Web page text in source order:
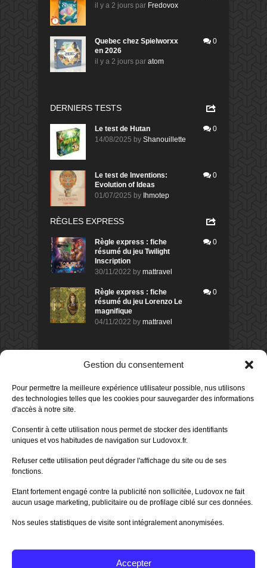
Gestion du consentement
Pour permettre la meilleure expérience utilisateur possible, nus utilisons
des technologies telles que les cookies pour sauvegarder des informations
d'accès à notre site.
Consentir à cette utilisation nous permet de stocker des identifiants
uniques et vos habitudes de navigation sur Ludovox.fr.
Refuser cette utilisation peut dégrader l'affichage du site ou de ses
fonctions.
Etant fortement engagé contre la publicité non sollicitée, Ludovox ne fait
aucun usage marketing, publicitaire ou de profilage ciblé sur ces données.
Nos seules statistiques de visite sont intégralement anonymisées.
Accepter
il y a 2 jours par Fredovox
Quebec chez Spielworxx
en 2026
il y a 2 jours par atom
0
DERNIERS TESTS
Le test de Hutan
14/08/2025 by Shanouillette
0
Le test de Inventions:
Evolution of Ideas
01/07/2025 by Ihmotep
0
RÈGLES EXPRESS
Règle express : fiche
résumé du jeu Twilight
Inscription
30/11/2022 by mattravel
0
Règle express : fiche
résumé du jeu Lorenzo Le
magnifique
04/11/2022 by mattravel
0
DERNIERS AVIS DES MEMBRES
Avis de
Sur le jeu Collect!
il y a 1 jour
Avis demorlockbob
Sur le jeu Detective Box - Ciao
Publié leil y a 3 jours
80%
Sur le jeu Detective Box - Ciao
Bella